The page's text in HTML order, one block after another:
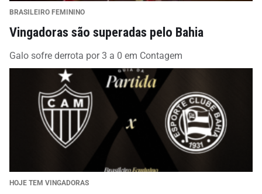
BRASILEIRO FEMININO
Vingadoras são superadas pelo Bahia
Galo sofre derrota por 3 a 0 em Contagem
HOJE TEM VINGADORAS